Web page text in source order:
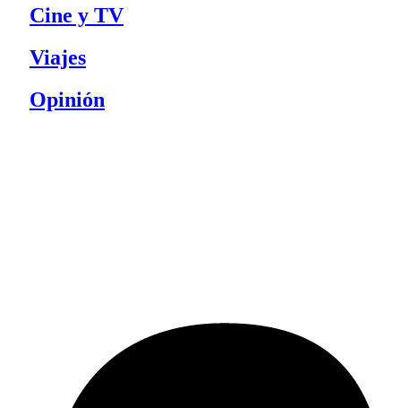
Cine y TV
Viajes
Opinión